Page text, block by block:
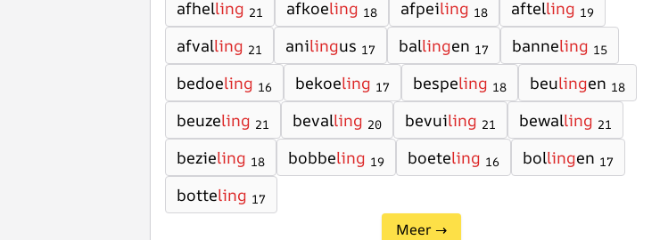
afhelling 21 afkoeling 18 afpeiling 18 aftelling 19
afvalling 21 anilingus 17 ballingen 17 banneling 15
bedoeling 16 bekoeling 17 bespeling 18 beulingen 18
beuzeling 21 bevalling 20 bevuiling 21 bewalling 21
bezieling 18 bobbeling 19 boeteling 16 bollingen 17
botteling 17
Meer →